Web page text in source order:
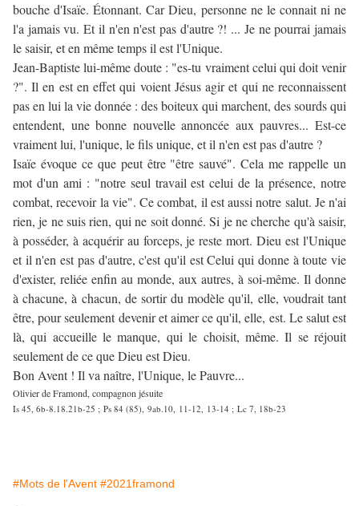
bouche d'Isaïe. Étonnant. Car Dieu, personne ne le connait ni ne
l'a jamais vu. Et il n'en n'est pas d'autre ?! ... Je ne pourrai jamais
le saisir, et en même temps il est l'Unique.
Jean-Baptiste lui-même doute : "es-tu vraiment celui qui doit venir
?". Il en est en effet qui voient Jésus agir et qui ne reconnaissent
pas en lui la vie donnée : des boiteux qui marchent, des sourds qui
entendent, une bonne nouvelle annoncée aux pauvres... Est-ce
vraiment lui, l'unique, le fils unique, et il n'en est pas d'autre ?
Isaïe évoque ce que peut être "être sauvé". Cela me rappelle un
mot d'un ami : "notre seul travail est celui de la présence, notre
combat, recevoir la vie". Ce combat, il est aussi notre salut. Je n'ai
rien, je ne suis rien, qui ne soit donné. Si je ne cherche qu'à saisir,
à posséder, à acquérir au forceps, je reste mort. Dieu est l'Unique
et il n'en est pas d'autre, c'est qu'il est Celui qui donne à toute vie
d'exister, reliée enfin au monde, aux autres, à soi-même. Il donne
à chacune, à chacun, de sortir du modèle qu'il, elle, voudrait tant
être, pour seulement devenir et aimer ce qu'il, elle, est. Le salut est
là, qui accueille le manque, qui le choisit, même. Il se réjouit
seulement de ce que Dieu est Dieu.
Bon Avent ! Il va naître, l'Unique, le Pauvre...
Olivier de Framond, compagnon jésuite
Is 45, 6b-8.18.21b-25 ; Ps 84 (85), 9ab.10, 11-12, 13-14 ; Lc 7, 18b-23
#Mots de l'Avent #2021framond